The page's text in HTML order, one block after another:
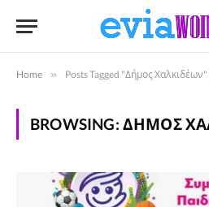
Home » Posts Tagged "Δήμος Χαλκιδέων"
BROWSING: ΔΉΜΟΣ